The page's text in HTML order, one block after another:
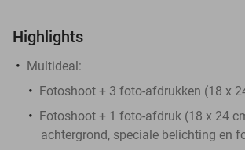
Highlights
Multideal:
Fotoshoot + 3 foto-afdrukken (18 x
Fotoshoot + 1 foto-afdruk (18 x 24
achtergrond, speciale belichting en